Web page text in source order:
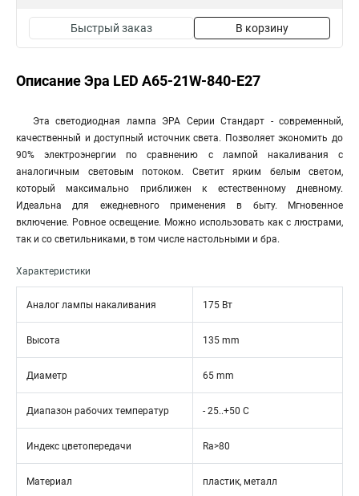
Быстрый заказ В корзину
Описание Эра LED A65-21W-840-E27
Эта светодиодная лампа ЭРА Серии Стандарт - современный,
качественный и доступный источник света. Позволяет экономить до
90% электроэнергии по сравнению с лампой накаливания с
аналогичным световым потоком. Светит ярким белым светом,
который максимально приближен к естественному дневному.
Идеальна для ежедневного применения в быту. Мгновенное
включение. Ровное освещение. Можно использовать как с люстрами,
так и со светильниками, в том числе настольными и бра.
Характеристики
Аналог лампы накаливания 175 Вт
Высота 135 mm
Диаметр 65 mm
Диапазон рабочих температур - 25..+50 C
Индекс цветопередачи Ra>80
Материал пластик, металл